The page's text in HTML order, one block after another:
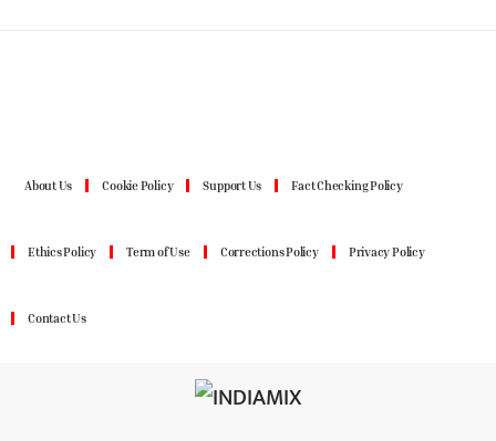
About Us Cookie Policy Support Us Fact Checking Policy
Ethics Policy Term of Use Corrections Policy Privacy Policy
Contact Us